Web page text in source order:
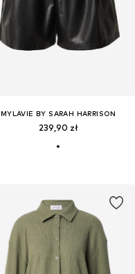
MYLAVIE BY SARAH HARRISON
239,90 zł